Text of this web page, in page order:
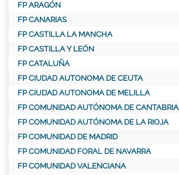
FP ARAGÓN
FP CANARIAS
FP CASTILLA LA MANCHA
FP CASTILLA Y LEÓN
FP CATALUÑA
FP CIUDAD AUTONOMA DE CEUTA
FP CIUDAD AUTONOMA DE MELILLA
FP COMUNIDAD AUTÓNOMA DE CANTABRIA
FP COMUNIDAD AUTÓNOMA DE LA RIOJA
FP COMUNIDAD DE MADRID
FP COMUNIDAD FORAL DE NAVARRA
FP COMUNIDAD VALENCIANA